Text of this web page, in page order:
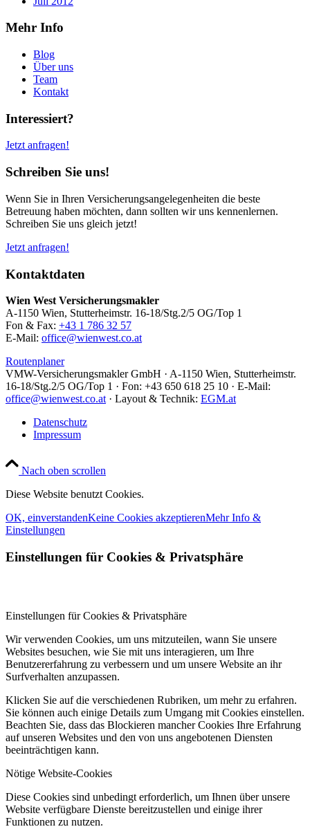
Mehr Info
Blog
Über uns
Team
Kontakt
Interessiert?
Jetzt anfragen!
Schreiben Sie uns!
Wenn Sie in Ihren Ver­sicherungs­angelegen­heiten die beste
Betreuung haben möchten, dann sollten wir uns kennenlernen.
Schreiben Sie uns gleich jetzt!
Jetzt anfragen!
Kontaktdaten
Wien West Versicherungsmakler
A-1150 Wien, Stutterheimstr. 16-18/Stg.2/5 OG/Top 1
Fon & Fax: +43 1 786 32 57
E-Mail: office@wienwest.co.at
Routenplaner
VMW-Versicherungsmakler GmbH · A-1150 Wien, Stutterheimstr.
16-18/Stg.2/5 OG/Top 1 · Fon: +43 650 618 25 10 · E-Mail:
office@wienwest.co.at · Layout & Technik: EGM.at
Datenschutz
Impressum
Nach oben scrollen
Diese Website benutzt Cookies.
OK, einverstandenKeine Cookies akzeptierenMehr Info &
Einstellungen
Einstellungen für Cookies & Privatsphäre
Einstellungen für Cookies & Privatsphäre
Wir verwenden Cookies, um uns mitzuteilen, wann Sie unsere
Websites besuchen, wie Sie mit uns interagieren, um Ihre
Benutzererfahrung zu verbessern und um unsere Website an ihr
Surfverhalten anzupassen.
Klicken Sie auf die verschiedenen Rubriken, um mehr zu erfahren.
Sie können auch einige Details zum Umgang mit Cookies einstellen.
Beachten Sie, dass das Blockieren mancher Cookies Ihre Erfahrung
auf unseren Websites und den von uns angebotenen Diensten
beeinträchtigen kann.
Nötige Website-Cookies
Diese Cookies sind unbedingt erforderlich, um Ihnen über unsere
Website verfügbare Dienste bereitzustellen und einige ihrer
Funktionen zu nutzen.